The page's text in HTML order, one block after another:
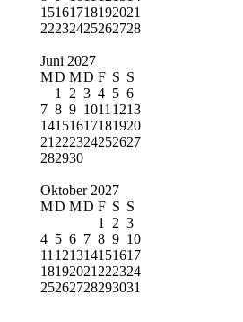
15161718192021
22232425262728
Juni 2027
MD MD F S S
1
2 3 4 5 6
7 8 9 1011 1213
14151617181920
21 222324252627
282930
Oktober 2027
MD MD F S S
1
2 3
4 5 6 7 8 9 10
11 121314151617
18192021 222324
25262728293031